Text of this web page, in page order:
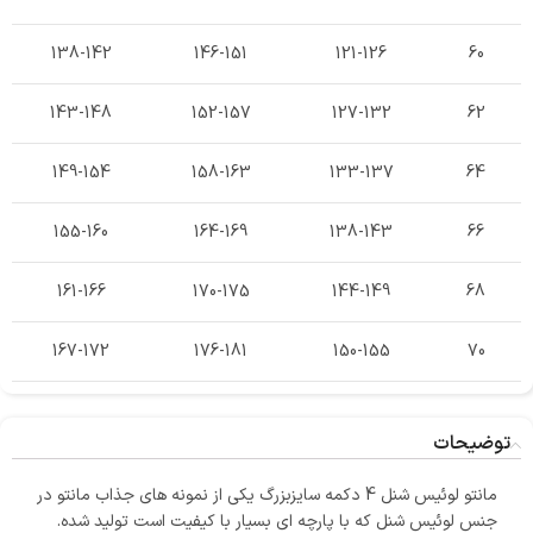
60
121-126
146-151
138-142
62
127-132
152-157
143-148
64
133-137
158-163
149-154
66
138-143
164-169
155-160
68
144-149
170-175
161-166
70
150-155
176-181
167-172
توضیحات
مانتو لوئیس شنل 4 دکمه سایزبزرگ یکی از نمونه های جذاب مانتو در
جنس لوئیس شنل که با پارچه ای بسیار با کیفیت است تولید شده.